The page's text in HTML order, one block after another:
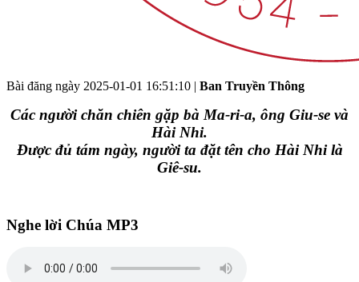
Bài đăng ngày 2025-01-01 16:51:10 | Ban Truyền Thông
Các người chăn chiên gặp bà Ma-ri-a, ông Giu-se và
Hài Nhi.
Được đủ tám ngày, người ta đặt tên cho Hài Nhi là
Giê-su.
Nghe lời Chúa MP3